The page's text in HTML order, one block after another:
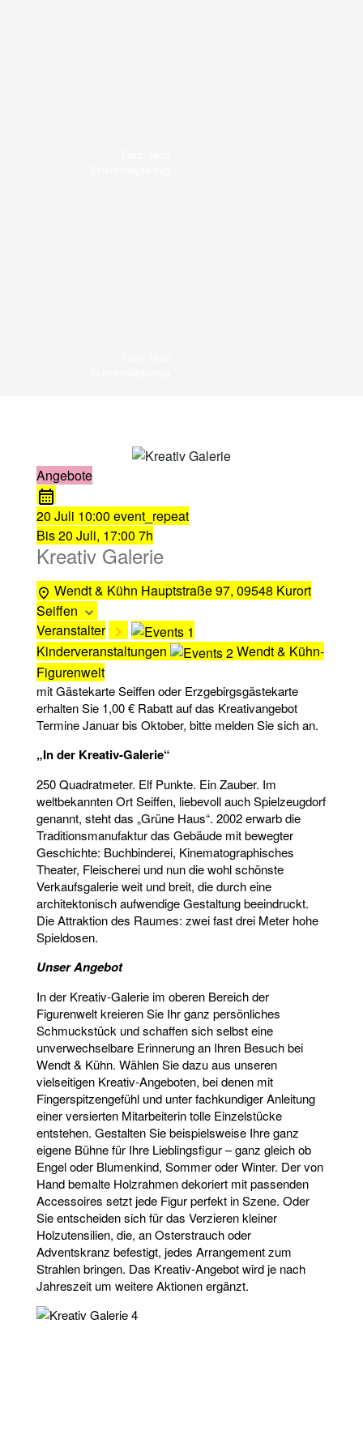
Angebote
20 Juli 10:00 event_repeat
Bis20 Juli, 17:00 7h
Kreativ Galerie
Wendt & Kühn Hauptstraße 97, 09548 Kurort
Seiffen
Veranstalter
Kinderveranstaltungen
Wendt & Kühn-
Figurenwelt
mit Gästekarte Seiffen oder Erzgebirgsgästekarte
erhalten Sie 1,00 € Rabatt auf das Kreativangebot
Termine Januar bis Oktober, bitte melden Sie sich an.
„In der Kreativ-Galerie“
250 Quadratmeter. Elf Punkte. Ein Zauber. Im
weltbekannten Ort Seiffen, liebevoll auch Spielzeugdorf
genannt, steht das „Grüne Haus“. 2002 erwarb die
Traditionsmanufaktur das Gebäude mit bewegter
Geschichte: Buchbinderei, Kinematographisches
Theater, Fleischerei und nun die wohl schönste
Verkaufsgalerie weit und breit, die durch eine
architektonisch aufwendige Gestaltung beeindruckt.
Die Attraktion des Raumes: zwei fast drei Meter hohe
Spieldosen.
Unser Angebot
In der Kreativ-Galerie im oberen Bereich der
Figurenwelt kreieren Sie Ihr ganz persönliches
Schmuckstück und schaffen sich selbst eine
unverwechselbare Erinnerung an Ihren Besuch bei
Wendt & Kühn. Wählen Sie dazu aus unseren
vielseitigen Kreativ-Angeboten, bei denen mit
Fingerspitzengefühl und unter fachkundiger Anleitung
einer versierten Mitarbeiterin tolle Einzelstücke
entstehen. Gestalten Sie beispielsweise Ihre ganz
eigene Bühne für Ihre Lieblingsfigur – ganz gleich ob
Engel oder Blumenkind, Sommer oder Winter. Der von
Hand bemalte Holzrahmen dekoriert mit passenden
Accessoires setzt jede Figur perfekt in Szene. Oder
Sie entscheiden sich für das Verzieren kleiner
Holzutensilien, die, an Osterstrauch oder
Adventskranz befestigt, jedes Arrangement zum
Strahlen bringen. Das Kreativ-Angebot wird je nach
Jahreszeit um weitere Aktionen ergänzt.